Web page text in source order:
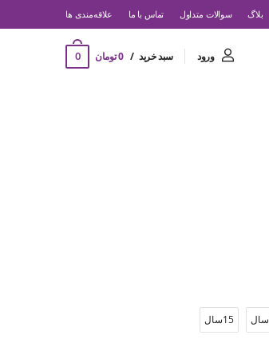
بلاگ سوالات متداول تماس با ما ‌علاقه‌مندی ها
ورود سبد خرید 0 تومان 0
15سال